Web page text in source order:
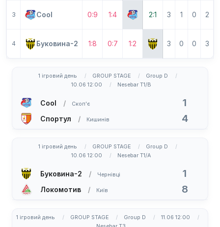
3 Cool 0:9 1:4 2:1 3 1 0 2
4 Буковина-2 1:8 0:7 1:2 3 0 0 3
1 ігровий день GROUP STAGE
Group D
10.06 12:00
Nesebar T1/B
Cool Скоп'є 1
Спортул Кишинів 4
1 ігровий день GROUP STAGE
Group D
10.06 12:00
Nesebar T1/A
Буковина-2 Чернівці 1
Локомотив Київ 8
1 ігровий день GROUP STAGE Group D
11.06 12:00